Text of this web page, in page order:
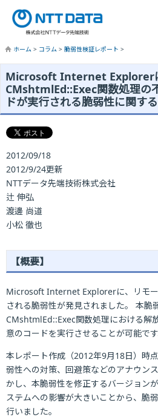
ホーム > コラム > 脆弱性検証レポート >
Microsoft Internet Explorer
CMshtmlEd::Exec関数処理の
ドが実行される脆弱性に関す
2012/09/18
2012/9/24更新
NTTデータ先端技術株式会社
辻 伸弘
渡邊 尚道
小松 徹也
【概要】
Microsoft Internet Explorerに、リモ
される脆弱性が発見されました。 本
CMshtmlEd::Exec関数処理における解
意のコードを実行させることが可能です
本レポート作成（2012年9月18日）時
弱性への対策、回避策などのアナウン
かし、本脆弱性を修正するバージョン
ステムへの影響が大きいことから、脆
行いました。